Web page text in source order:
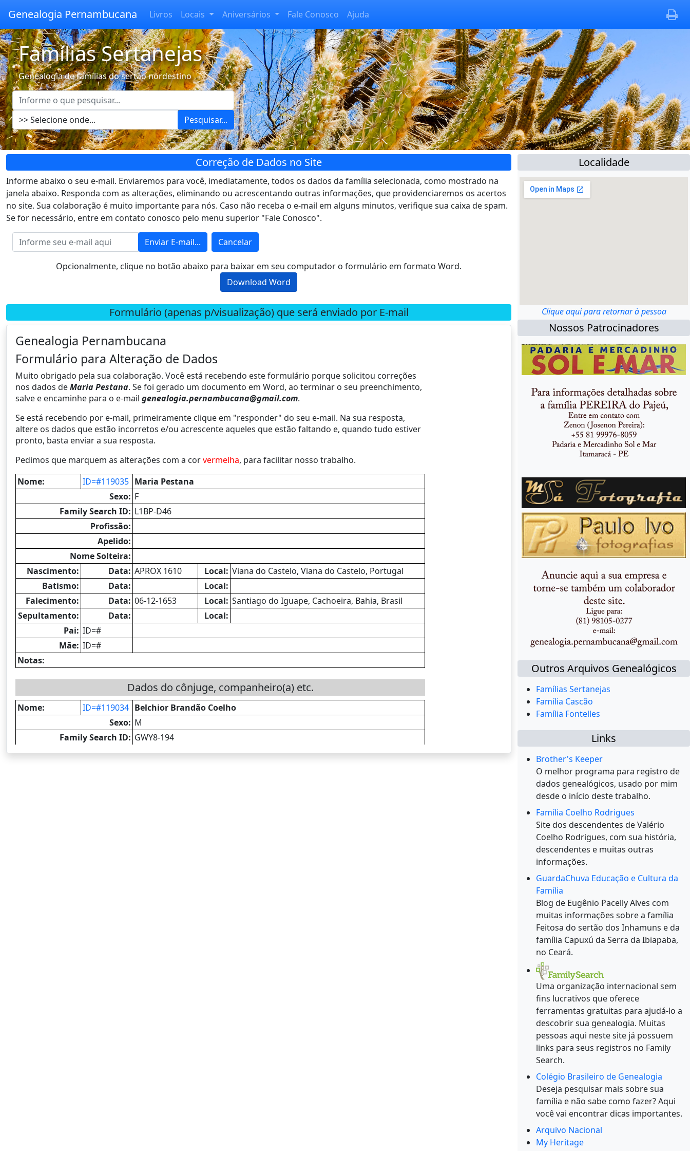
Genealogia Pernambucana Livros Locais Aniversários Fale Conosco Ajuda
Famílias Sertanejas
Genealogia de famílias do sertão nordestino
Pesquisar...
Correção de Dados no Site
Informe abaixo o seu e-mail. Enviaremos para você, imediatamente, todos os dados da família selecionada, como mostrado na
janela abaixo. Responda com as alterações, eliminando ou acrescentando outras informações, que providenciaremos os acertos
no site. Sua colaboração é muito importante para nós. Caso não receba o e-mail em alguns minutos, verifique sua caixa de spam.
Se for necessário, entre em contato conosco pelo menu superior "Fale Conosco".
Enviar E-mail... Cancelar
Opcionalmente, clique no botão abaixo para baixar em seu computador o formulário em formato Word.
Download Word
Formulário (apenas p/visualização) que será enviado por E-mail
Localidade
Clique aqui para retornar à pessoa
Nossos Patrocinadores
Outros Arquivos Genealógicos
Famílias Sertanejas
Família Cascão
Família Fontelles
Links
Brother's Keeper
O melhor programa para registro de
dados genealógicos, usado por mim
desde o início deste trabalho.
Família Coelho Rodrigues
Site dos descendentes de Valério
Coelho Rodrigues, com sua história,
descendentes e muitas outras
informações.
GuardaChuva Educação e Cultura da
Família
Blog de Eugênio Pacelly Alves com
muitas informações sobre a família
Feitosa do sertão dos Inhamuns e da
família Capuxú da Serra da Ibiapaba,
no Ceará.
Uma organização internacional sem
fins lucrativos que oferece
ferramentas gratuitas para ajudá-lo a
descobrir sua genealogia. Muitas
pessoas aqui neste site já possuem
links para seus registros no Family
Search.
Colégio Brasileiro de Genealogia
Deseja pesquisar mais sobre sua
família e não sabe como fazer? Aqui
você vai encontrar dicas importantes.
Arquivo Nacional
My Heritage